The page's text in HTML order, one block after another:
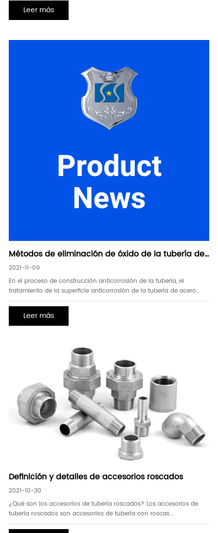
Leer más
Métodos de eliminación de óxido de la tubería de
acero LSAW
2021-11-09
En el proceso de construcción anticorrosión de la tubería, el
tratamiento de la superficie anticorrosión de la tubería de acero
lsaw es determinar la vida de uno de los factores clave, es la capa
anticorrosión de la tubería de acero lsaw y si la combinación de
una premisa sólida. El estudio de las organizaciones profesionales,
Leer más
Definición y detalles de accesorios roscados
2021-10-30
¿Qué son los accesorios de tubería roscados? Los accesorios de
tubería roscados son accesorios de tubería con roscas.
Comúnmente utilizado en tuberías de gas de agua, tuberías de